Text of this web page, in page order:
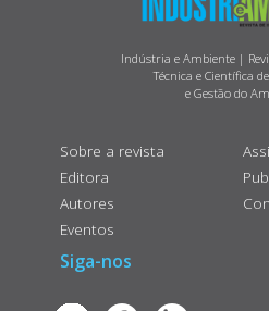
Indústria e Ambiente |
Técnica e Científica
e Gestão do
Sobre a revista
Editora
Autores
Eventos
Siga-nos